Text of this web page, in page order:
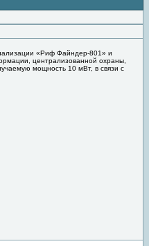
«Риф Файндер-801» и
централизованной охраны,
мощность 10 мВт, в связи с